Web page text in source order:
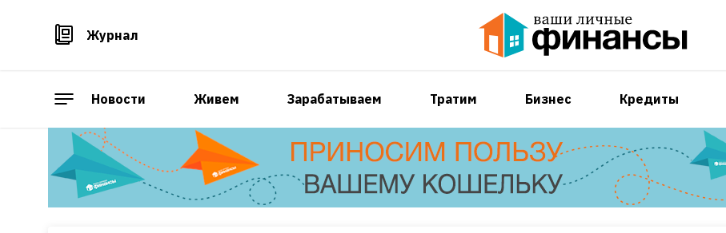
Журнал
Новости Живем Зарабатываем Тратим Бизнес Кредиты